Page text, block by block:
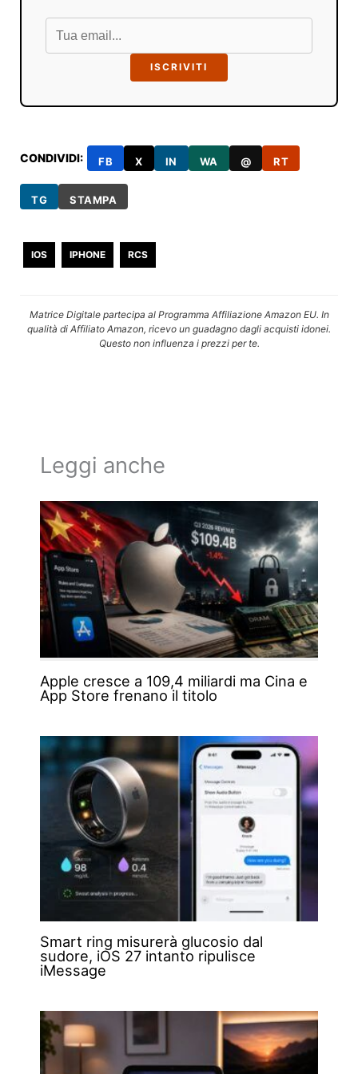
ISCRIVITI
CONDIVIDI: FB X IN WA @ RT
TG STAMPA
IOS IPHONE RCS
Matrice Digitale partecipa al Programma Affiliazione Amazon EU. In
qualità di Affiliato Amazon, ricevo un guadagno dagli acquisti idonei.
Questo non influenza i prezzi per te.
Leggi anche
Apple cresce a 109,4 miliardi ma Cina e
App Store frenano il titolo
Smart ring misurerà glucosio dal
sudore, iOS 27 intanto ripulisce
iMessage